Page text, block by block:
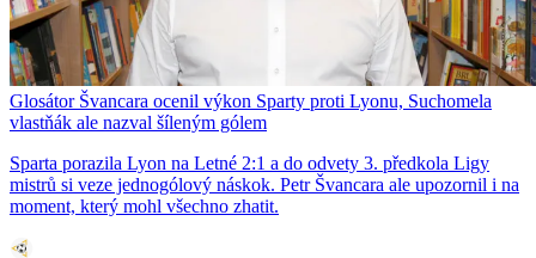
Glosátor Švancara ocenil výkon Sparty proti Lyonu, Suchomela
vlastňák ale nazval šíleným gólem
Sparta porazila Lyon na Letné 2:1 a do odvety 3. předkola Ligy
mistrů si veze jednogólový náskok. Petr Švancara ale upozornil i na
moment, který mohl všechno zhatit.